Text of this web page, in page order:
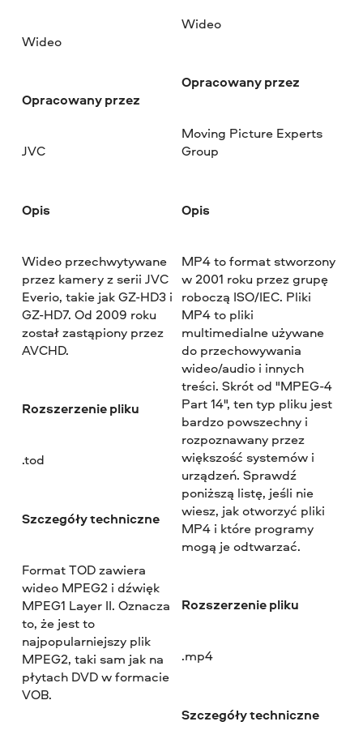
Wideo
Opracowany przez
JVC
Opis
Wideo przechwytywane
przez kamery z serii JVC
Everio, takie jak GZ-HD3 i
GZ-HD7. Od 2009 roku
został zastąpiony przez
AVCHD.
Rozszerzenie pliku
.tod
Szczegóły techniczne
Format TOD zawiera
wideo MPEG2 i dźwięk
MPEG1 Layer II. Oznacza
to, że jest to
najpopularniejszy plik
MPEG2, taki sam jak na
płytach DVD w formacie
VOB.
Wideo
Opracowany przez
Moving Picture Experts
Group
Opis
MP4 to format stworzony
w 2001 roku przez grupę
roboczą ISO/IEC. Pliki
MP4 to pliki
multimedialne używane
do przechowywania
wideo/audio i innych
treści. Skrót od "MPEG-4
Part 14", ten typ pliku jest
bardzo powszechny i
rozpoznawany przez
większość systemów i
urządzeń. Sprawdź
poniższą listę, jeśli nie
wiesz, jak otworzyć pliki
MP4 i które programy
mogą je odtwarzać.
Rozszerzenie pliku
.mp4
Szczegóły techniczne